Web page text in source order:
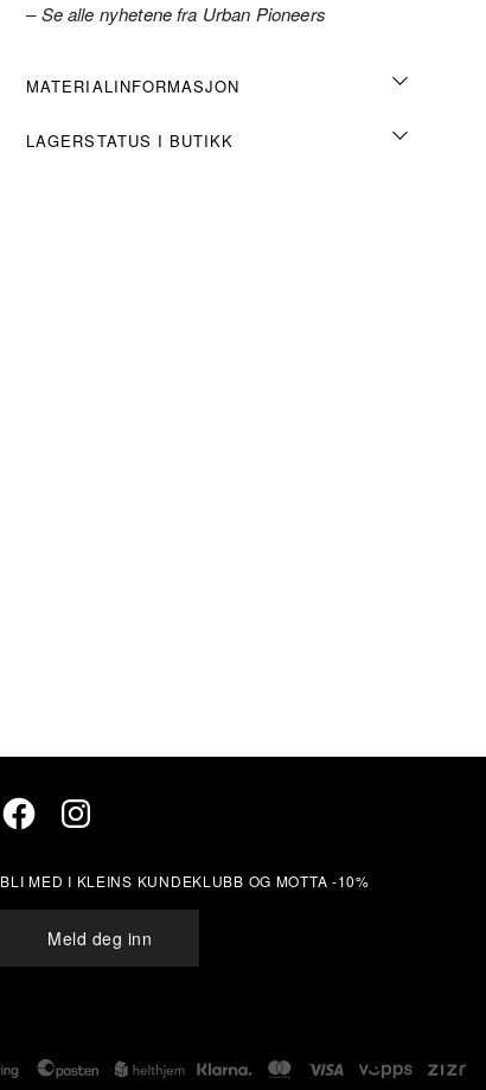
– Se alle nyhetene fra Urban Pioneers
MATERIALINFORMASJON
LAGERSTATUS I BUTIKK
Facebook
Instagram
BLI MED I KLEINS KUNDEKLUBB OG MOTTA -10%
Meld deg inn